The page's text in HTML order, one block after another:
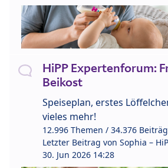
HiPP Expertenforum:
Beikost
Speiseplan, erstes
vieles mehr!
12.996 Themen / 34.376
Letzter Beitrag von Sophia –
30. Jun 2026 14:28